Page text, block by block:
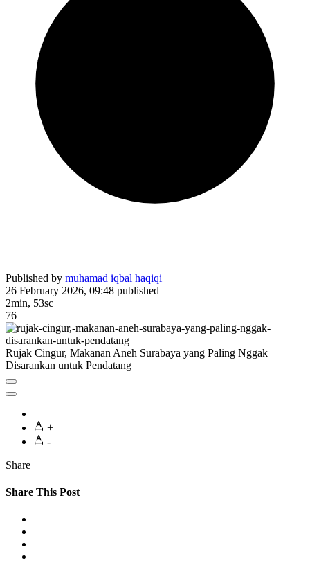
Published by muhamad iqbal haqiqi
26 February 2026, 09:48 published
2min, 53sc
76
Rujak Cingur, Makanan Aneh Surabaya yang Paling Nggak
Disarankan untuk Pendatang
+
-
Share
Share This Post